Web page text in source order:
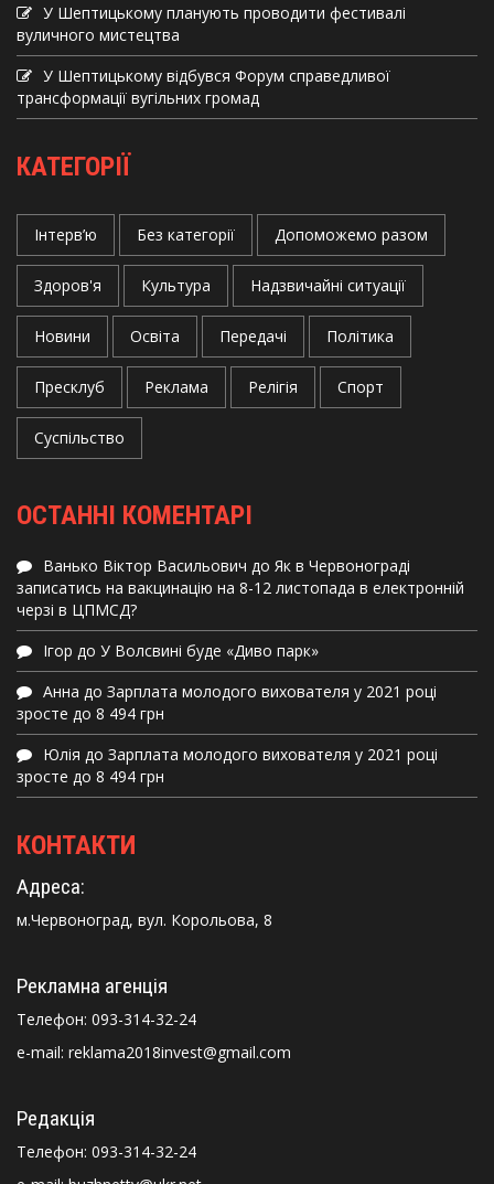
У Шептицькому планують проводити фестивалі
вуличного мистецтва
У Шептицькому відбувся Форум справедливої
трансформації вугільних громад
КАТЕГОРІЇ
Інтерв’ю Без категорії Допоможемо разом
Здоров'я Культура Надзвичайні ситуації
Новини Освіта Передачі Політика
Пресклуб Реклама Релігія Спорт
Суспільство
ОСТАННІ КОМЕНТАРІ
Ванько Віктор Васильович до Як в Червонограді
записатись на вакцинацію на 8-12 листопада в електронній
черзі в ЦПМСД?
Ігор до У Волсвині буде «Диво парк»
Анна до Зарплата молодого вихователя у 2021 році
зросте до 8 494 грн
Юлія до Зарплата молодого вихователя у 2021 році
зросте до 8 494 грн
КОНТАКТИ
Адреса:
м.Червоноград, вул. Корольова, 8
Рекламна агенція
Телефон: 093-314-32-24
e-mail: reklama2018invest@gmail.com
Редакція
Телефон: 093-314-32-24